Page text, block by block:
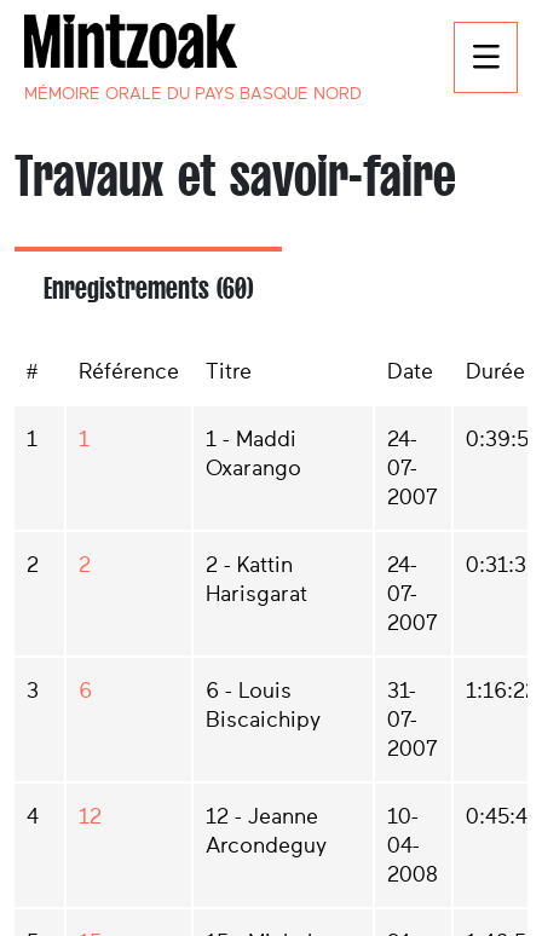
MÉMOIRE ORALE DU PAYS BASQUE NORD
Travaux et savoir-faire
Enregistrements (60)
# Référence Titre Date Durée
1 1
1 - Maddi
Oxarango
24-
07-
2007
0:39:55
2 2
2 - Kattin
Harisgarat
24-
07-
2007
0:31:36
3 6
6 - Louis
Biscaichipy
31-
07-
2007
1:16:22
4 12
12 - Jeanne
Arcondeguy
10-
04-
2008
0:45:42